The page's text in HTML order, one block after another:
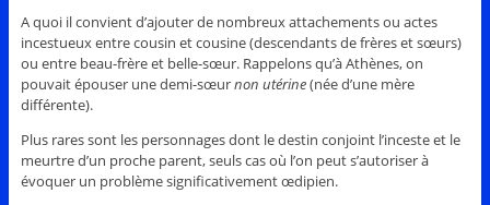
A quoi il convient d’ajouter de nombreux attachements ou actes
incestueux entre cousin et cousine (descendants de frères et sœurs)
ou entre beau-frère et belle-sœur. Rappelons qu’à Athènes, on
pouvait épouser une demi-sœurnon utérine(née d’une mère
différente).
Plus rares sont les personnages dont le destin conjoint l’inceste et le
meurtre d’un proche parent, seuls cas où l’on peut s’autoriser à
évoquer un problème significativement œdipien.